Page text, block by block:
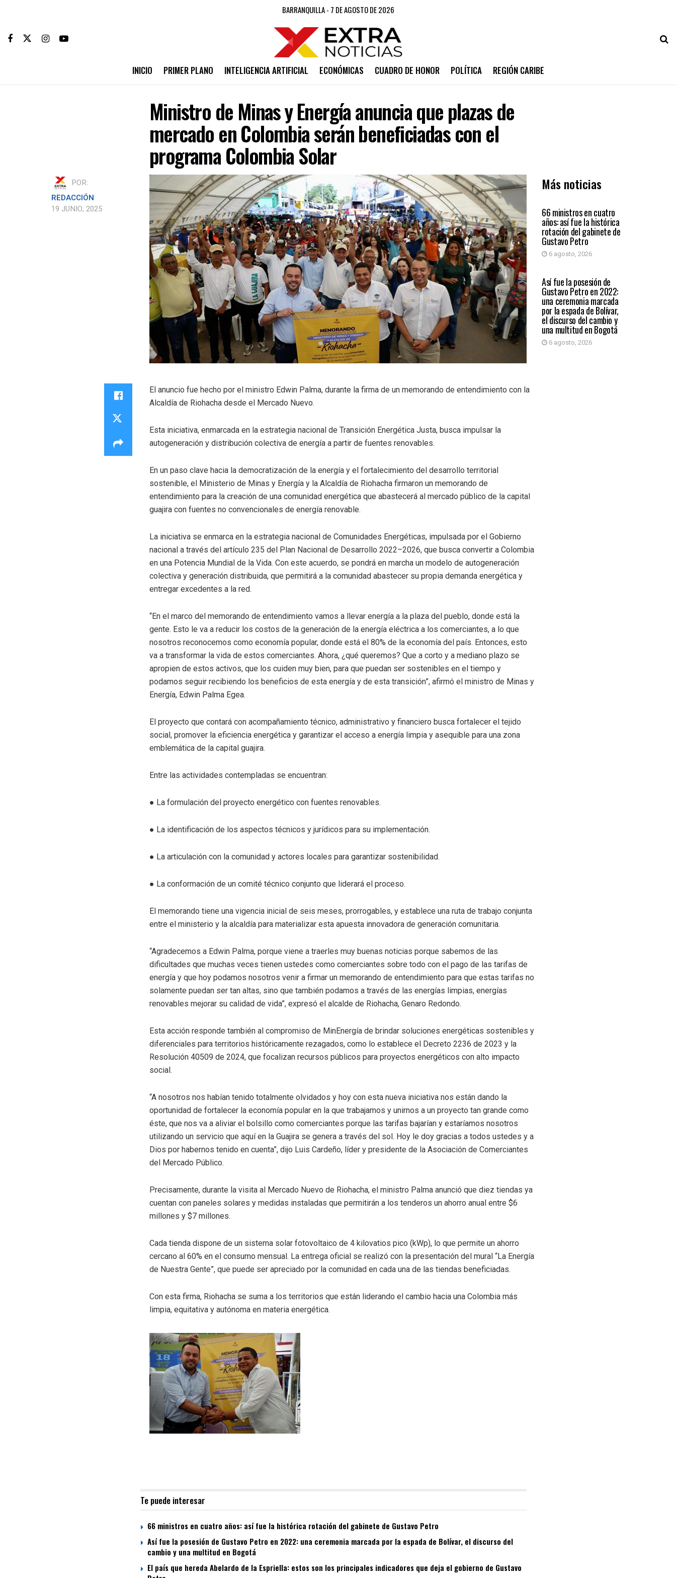
BARRANQUILLA - 7 DE AGOSTO DE 2026
INICIO PRIMER PLANO INTELIGENCIA ARTIFICIAL ECONÓMICAS CUADRO DE HONOR POLÍTICA REGIÓN CARIBE
Ministro de Minas y Energía anuncia que plazas de
mercado en Colombia serán beneficiadas con el
programa Colombia Solar
POR:
REDACCIÓN
19 JUNIO, 2025
Más noticias
PAÍS
66 ministros en cuatro
años: así fue la histórica
rotación del gabinete de
Gustavo Petro
6 agosto, 2026
PAÍS
Así fue la posesión de
Gustavo Petro en 2022:
una ceremonia marcada
por la espada de Bolívar,
el discurso del cambio y
una multitud en Bogotá
6 agosto, 2026
El anuncio fue hecho por el ministro Edwin Palma, durante la firma de un memorando de entendimiento con la
Alcaldía de Riohacha desde el Mercado Nuevo.
Esta iniciativa, enmarcada en la estrategia nacional de Transición Energética Justa, busca impulsar la
autogeneración y distribución colectiva de energía a partir de fuentes renovables.
En un paso clave hacia la democratización de la energía y el fortalecimiento del desarrollo territorial
sostenible, el Ministerio de Minas y Energía y la Alcaldía de Riohacha firmaron un memorando de
entendimiento para la creación de una comunidad energética que abastecerá al mercado público de la capital
guajira con fuentes no convencionales de energía renovable.
La iniciativa se enmarca en la estrategia nacional de Comunidades Energéticas, impulsada por el Gobierno
nacional a través del artículo 235 del Plan Nacional de Desarrollo 2022–2026, que busca convertir a Colombia
en una Potencia Mundial de la Vida. Con este acuerdo, se pondrá en marcha un modelo de autogeneración
colectiva y generación distribuida, que permitirá a la comunidad abastecer su propia demanda energética y
entregar excedentes a la red.
“En el marco del memorando de entendimiento vamos a llevar energía a la plaza del pueblo, donde está la
gente. Esto le va a reducir los costos de la generación de la energía eléctrica a los comerciantes, a lo que
nosotros reconocemos como economía popular, donde está el 80% de la economía del país. Entonces, esto
va a transformar la vida de estos comerciantes. Ahora, ¿qué queremos? Que a corto y a mediano plazo se
apropien de estos activos, que los cuiden muy bien, para que puedan ser sostenibles en el tiempo y
podamos seguir recibiendo los beneficios de esta energía y de esta transición”, afirmó el ministro de Minas y
Energía, Edwin Palma Egea.
El proyecto que contará con acompañamiento técnico, administrativo y financiero busca fortalecer el tejido
social, promover la eficiencia energética y garantizar el acceso a energía limpia y asequible para una zona
emblemática de la capital guajira.
Entre las actividades contempladas se encuentran:
● La formulación del proyecto energético con fuentes renovables.
● La identificación de los aspectos técnicos y jurídicos para su implementación.
● La articulación con la comunidad y actores locales para garantizar sostenibilidad.
● La conformación de un comité técnico conjunto que liderará el proceso.
El memorando tiene una vigencia inicial de seis meses, prorrogables, y establece una ruta de trabajo conjunta
entre el ministerio y la alcaldía para materializar esta apuesta innovadora de generación comunitaria.
“Agradecemos a Edwin Palma, porque viene a traerles muy buenas noticias porque sabemos de las
dificultades que muchas veces tienen ustedes como comerciantes sobre todo con el pago de las tarifas de
energía y que hoy podamos nosotros venir a firmar un memorando de entendimiento para que estas tarifas no
solamente puedan ser tan altas, sino que también podamos a través de las energías limpias, energías
renovables mejorar su calidad de vida”, expresó el alcalde de Riohacha, Genaro Redondo.
Esta acción responde también al compromiso de MinEnergía de brindar soluciones energéticas sostenibles y
diferenciales para territorios históricamente rezagados, como lo establece el Decreto 2236 de 2023 y la
Resolución 40509 de 2024, que focalizan recursos públicos para proyectos energéticos con alto impacto
social.
“A nosotros nos habían tenido totalmente olvidados y hoy con esta nueva iniciativa nos están dando la
oportunidad de fortalecer la economía popular en la que trabajamos y unirnos a un proyecto tan grande como
éste, que nos va a aliviar el bolsillo como comerciantes porque las tarifas bajarían y estaríamos nosotros
utilizando un servicio que aquí en la Guajira se genera a través del sol. Hoy le doy gracias a todos ustedes y a
Dios por habernos tenido en cuenta”, dijo Luis Cardeño, líder y presidente de la Asociación de Comerciantes
del Mercado Público.
Precisamente, durante la visita al Mercado Nuevo de Riohacha, el ministro Palma anunció que diez tiendas ya
cuentan con paneles solares y medidas instaladas que permitirán a los tenderos un ahorro anual entre $6
millones y $7 millones.
Cada tienda dispone de un sistema solar fotovoltaico de 4 kilovatios pico (kWp), lo que permite un ahorro
cercano al 60% en el consumo mensual. La entrega oficial se realizó con la presentación del mural “La Energía
de Nuestra Gente”, que puede ser apreciado por la comunidad en cada una de las tiendas beneficiadas.
Con esta firma, Riohacha se suma a los territorios que están liderando el cambio hacia una Colombia más
limpia, equitativa y autónoma en materia energética.
Te puede interesar
66 ministros en cuatro años: así fue la histórica rotación del gabinete de Gustavo Petro
Así fue la posesión de Gustavo Petro en 2022: una ceremonia marcada por la espada de Bolívar, el discurso del
cambio y una multitud en Bogotá
El país que hereda Abelardo de la Espriella: estos son los principales indicadores que deja el gobierno de Gustavo